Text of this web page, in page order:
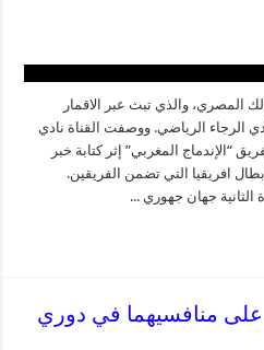
المصري، والذي تبث عبر الاقمار
الرجاء الرياضي. ووصفت القناة نادي
“الإندماج المغربي” إثر كتابة خبر
افريقيا التي تضمن الفريقين.
الثانية جهان جهوري ...
على منافسيهما في دوري